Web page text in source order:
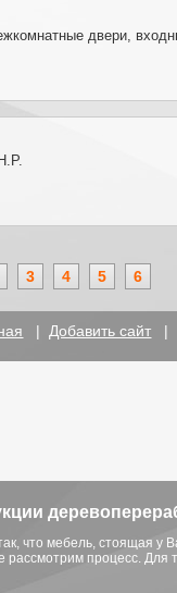
двери,
3 4 5 6
| Добавить сайт |
что мебель, стоящая
рассмотрим процесс.